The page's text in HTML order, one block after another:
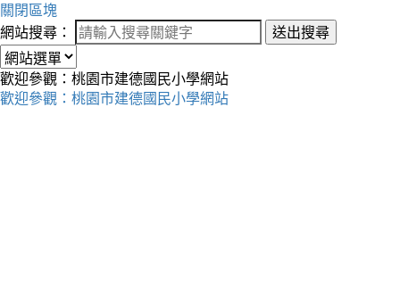
關閉區塊
網站搜尋：
送出搜尋
歡迎參觀：桃園市建德國民小學網站
歡迎參觀：桃園市建德國民小學網站